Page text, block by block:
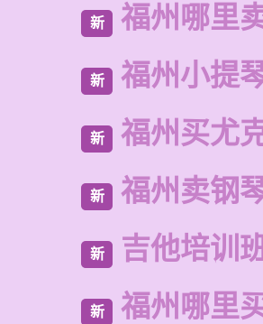
新 福州哪里
新 福州小提
新 福州买尤
新 福州卖钢
新 吉他培训
新 福州哪里